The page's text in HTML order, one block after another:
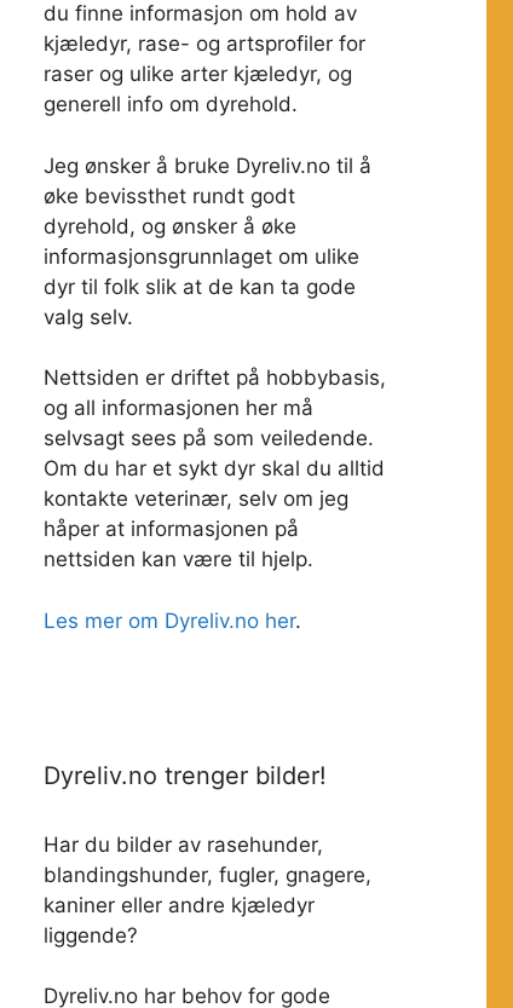
du finne informasjon om hold av
kjæledyr, rase- og artsprofiler for
raser og ulike arter kjæledyr, og
generell info om dyrehold.
Jeg ønsker å bruke Dyreliv.no til å
øke bevissthet rundt godt
dyrehold, og ønsker å øke
informasjonsgrunnlaget om ulike
dyr til folk slik at de kan ta gode
valg selv.
Nettsiden er driftet på hobbybasis,
og all informasjonen her må
selvsagt sees på som veiledende.
Om du har et sykt dyr skal du alltid
kontakte veterinær, selv om jeg
håper at informasjonen på
nettsiden kan være til hjelp.
Les mer om Dyreliv.no her.
Dyreliv.no trenger bilder!
Har du bilder av rasehunder,
blandingshunder, fugler, gnagere,
kaniner eller andre kjæledyr
liggende?
Dyreliv.no har behov for gode